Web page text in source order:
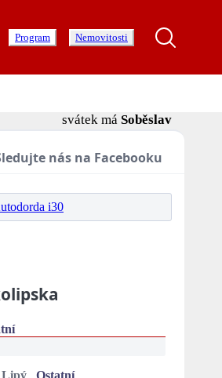
Program Nemovitosti
svátek má Soběslav
nás na Facebooku